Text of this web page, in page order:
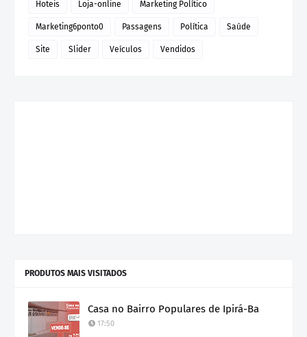
Hoteis Loja-online Marketing Político
Marketing6ponto0 Passagens Política Saúde
Site Slider Veículos Vendidos
PRODUTOS MAIS VISITADOS
Casa no Bairro Populares de Ipirá-Ba
17:50